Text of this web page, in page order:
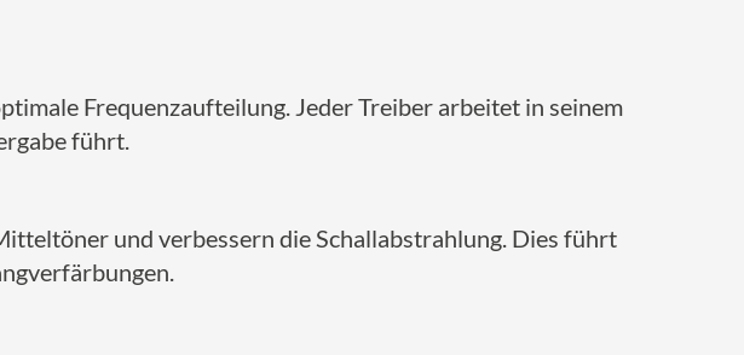
Frequenzaufteilung. Jeder Treiber arbeitet in seinem
führt.
und verbessern die Schallabstrahlung. Dies führt